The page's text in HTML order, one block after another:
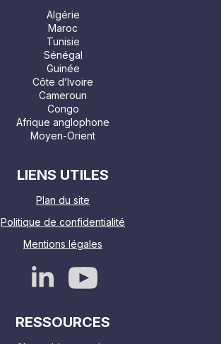
Algérie
Maroc
Tunisie
Sénégal
Guinée
Côte d’Ivoire
Cameroun
Congo
Afrique anglophone
Moyen-Orient
LIENS UTILES
Plan du site
Politique de confidentialité
Mentions légales
RESSOURCES